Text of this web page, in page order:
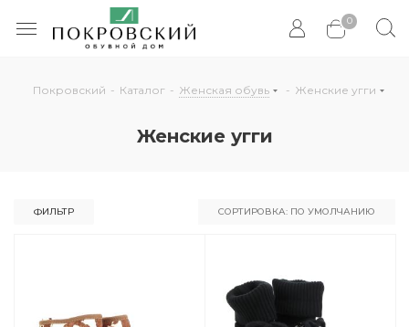
0
Покровский - Каталог - Женская обувь - Женские угги
Женские угги
ФИЛЬТР СОРТИРОВКА: ПО УМОЛЧАНИЮ